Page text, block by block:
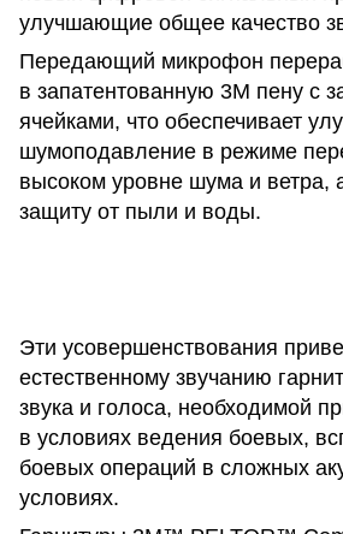
улучшающие общее качество
Передающий микрофон
в запатентованную 3M пену с
ячейками, что обеспечивает
шумоподавление в режиме
высоком уровне шума и ветра,
защиту от пыли и воды.
Эти усовершенствования
естественному звучанию
звука и голоса, необходимой
в условиях ведения боевых,
боевых операций в сложных
условиях.